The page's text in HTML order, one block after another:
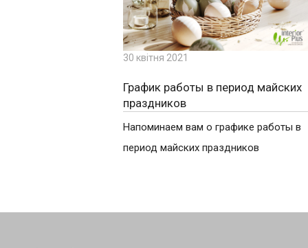
30 квітня 2021
График работы в период майских
праздников
Напоминаем вам о графике работы в
период майских праздников